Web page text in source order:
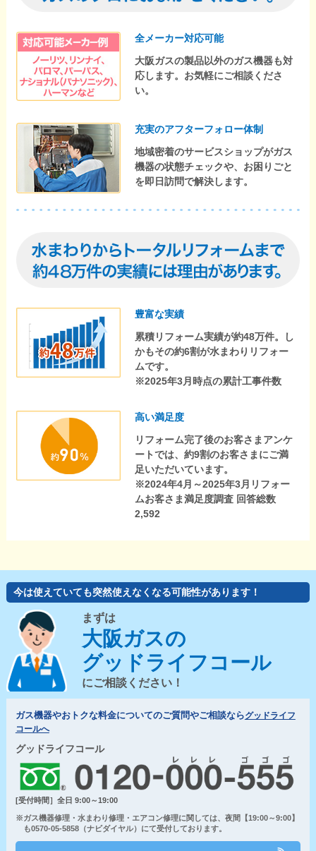
全メーカー対応可能
大阪ガスの製品以外のガス機器も対
応します。お気軽にご相談くださ
い。
充実のアフターフォロー体制
地域密着のサービスショップがガス
機器の状態チェックや、お困りごと
を即日訪問で解決します。
豊富な実績
累積リフォーム実績が約48万件。し
かもその約6割が水まわりリフォー
ムです。
※2025年3月時点の累計工事件数
高い満足度
リフォーム完了後のお客さまアンケ
ートでは、約9割のお客さまにご満
足いただいています。
※2024年4月～2025年3月リフォー
ムお客さま満足度調査 回答総数
2,592
今は使えていても突然使えなくなる可能性があります！
まずは
大阪ガスの
グッドライフコール
にご相談ください！
ガス機器やおトクな料金についてのご質問やご相談ならグッドライフ
コールへ
グッドライフコール
[受付時間］全日 9:00～19:00
※ガス機器修理・水まわり修理・エアコン修理に関しては、夜間【19:00～9:00】
も0570-05-5858（ナビダイヤル）にて受付しております。